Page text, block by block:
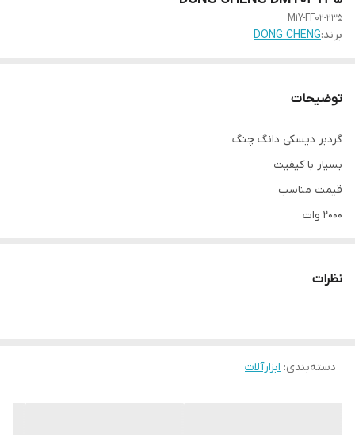
M1Y-FF02-235
برند:DONG CHENG
توضیحات
گردبر دیسکی دانگ چنگ
بسیار با کیفیت
قیمت مناسب
2000 وات
دارای دسته کمکی و دفترچه راهنما
گارانتی ضمانت سلامت فنی/فیزیکی
نظرات
دسته‌بندی: ابزارآلات